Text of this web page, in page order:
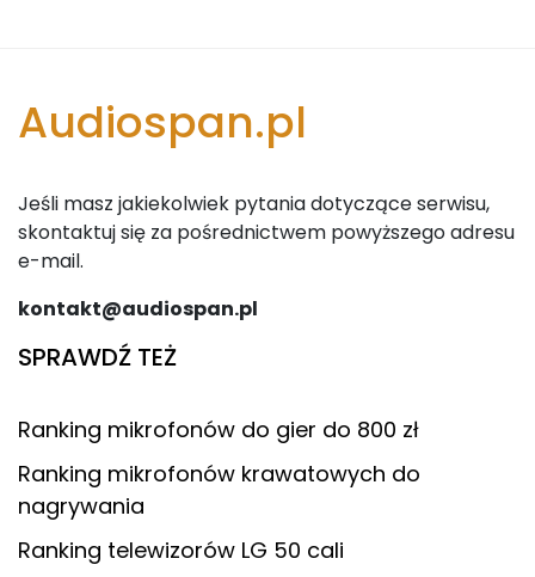
Audiospan.pl
Jeśli masz jakiekolwiek pytania dotyczące serwisu,
skontaktuj się za pośrednictwem powyższego adresu
e-mail.
kontakt@audiospan.pl
SPRAWDŹ TEŻ
Ranking mikrofonów do gier do 800 zł
Ranking mikrofonów krawatowych do
nagrywania
Ranking telewizorów LG 50 cali